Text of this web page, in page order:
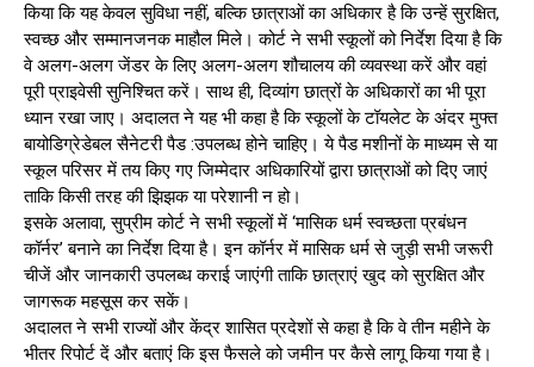
किया कि यह केवल सुविधा नहीं, बल्कि छात्राओं का अधिकार है कि उन्हें सुरक्षित,
स्वच्छ और सम्मानजनक माहौल मिले। कोर्ट ने सभी स्कूलों को निर्देश दिया है कि
वे अलग-अलग जेंडर के लिए अलग-अलग शौचालय की व्यवस्था करें और वहां
पूरी प्राइवेसी सुनिश्चित करें। साथ ही, दिव्यांग छात्रों के अधिकारों का भी पूरा
ध्यान रखा जाए। अदालत ने यह भी कहा है कि स्कूलों के टॉयलेट के अंदर मुफ्त
बायोडिग्रेडेबल सैनेटरी पैड :उपलब्ध होने चाहिए। ये पैड मशीनों के माध्यम से या
स्कूल परिसर में तय किए गए जिम्मेदार अधिकारियों द्वारा छात्राओं को दिए जाएं
ताकि किसी तरह की झिझक या परेशानी न हो।
इसके अलावा, सुप्रीम कोर्ट ने सभी स्कूलों में ‘मासिक धर्म स्वच्छता प्रबंधन
कॉर्नर’ बनाने का निर्देश दिया है। इन कॉर्नर में मासिक धर्म से जुड़ी सभी जरूरी
चीजें और जानकारी उपलब्ध कराई जाएंगी ताकि छात्राएं खुद को सुरक्षित और
जागरूक महसूस कर सकें।
अदालत ने सभी राज्यों और केंद्र शासित प्रदेशों से कहा है कि वे तीन महीने के
भीतर रिपोर्ट दें और बताएं कि इस फैसले को जमीन पर कैसे लागू किया गया है।